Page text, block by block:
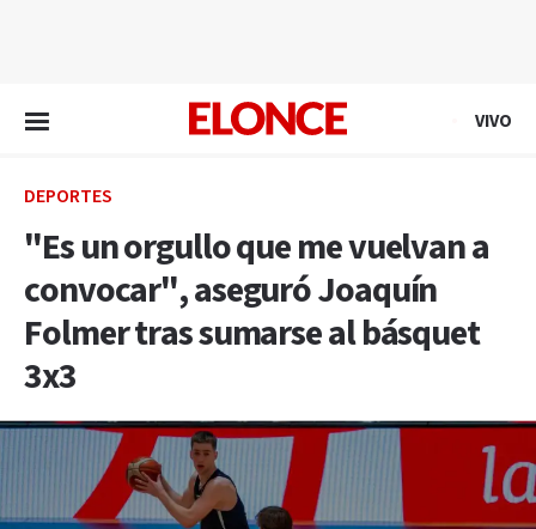
VIVO
DEPORTES
"Es un orgullo que me vuelvan a
convocar", aseguró Joaquín
Folmer tras sumarse al básquet
3x3